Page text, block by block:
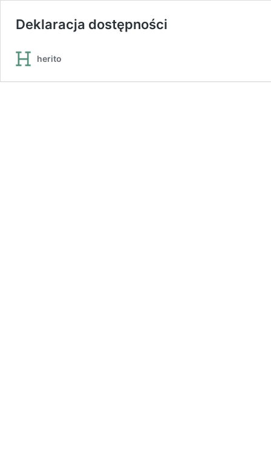
Deklaracja dostępności
herito